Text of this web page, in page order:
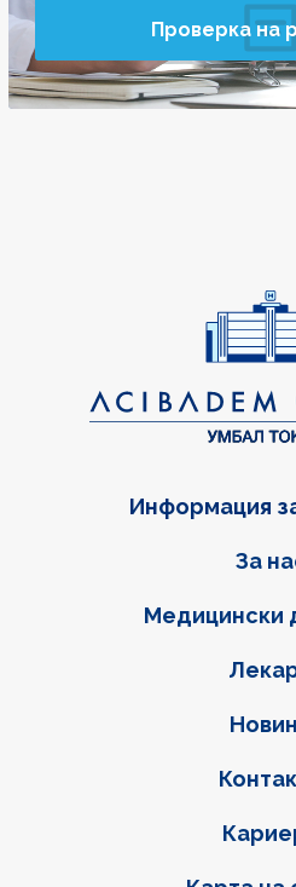
Проверка на
Фуутер навигация
За
Медицински
Информация